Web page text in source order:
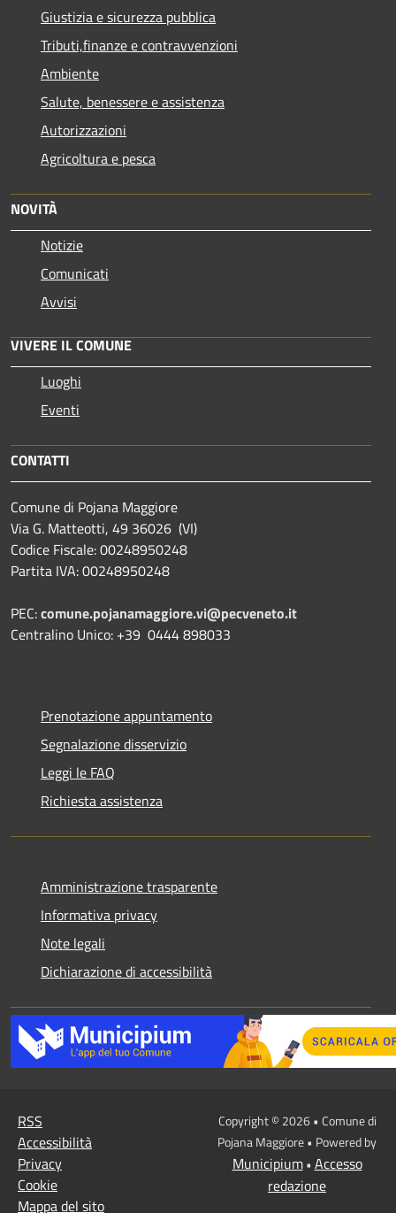
Giustizia e sicurezza pubblica
Tributi,finanze e contravvenzioni
Ambiente
Salute, benessere e assistenza
Autorizzazioni
Agricoltura e pesca
NOVITÀ
Notizie
Comunicati
Avvisi
VIVERE IL COMUNE
Luoghi
Eventi
CONTATTI
Comune di Pojana Maggiore
Via G. Matteotti, 49 36026 (VI)
Codice Fiscale: 00248950248
Partita IVA: 00248950248
PEC:comune.pojanamaggiore.vi@pecveneto.it
Centralino Unico: +39 0444 898033
Prenotazione appuntamento
Segnalazione disservizio
Leggi le FAQ
Richiesta assistenza
Amministrazione trasparente
Informativa privacy
Note legali
Dichiarazione di accessibilità
RSS
Accessibilità
Privacy
Cookie
Mappa del sito
Copyright © 2026 • Comune di
Pojana Maggiore • Powered by
Municipium• Accesso
redazione